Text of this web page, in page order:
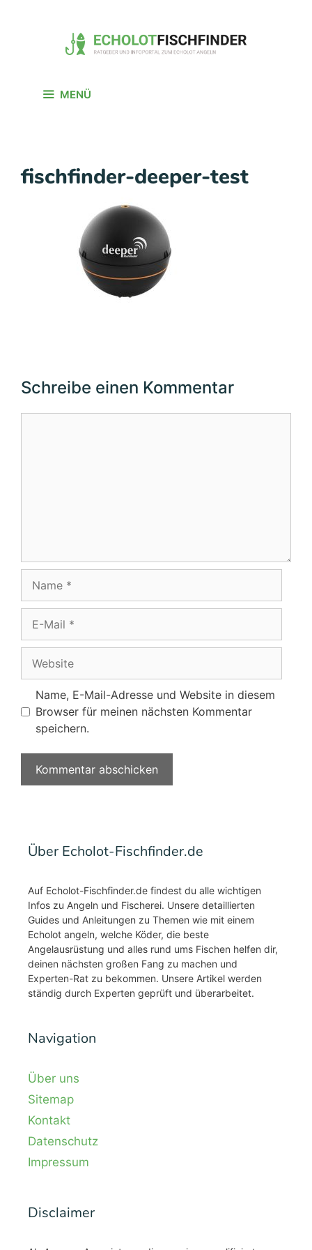
MENÜ
fischfinder-deeper-test
Schreibe einen Kommentar
Mail
Name, E-Mail-Adresse und Website in diesem
Browser für meinen nächsten Kommentar
speichern.
Über Echolot-Fischfinder.de
Auf Echolot-Fischfinder.de findest du alle wichtigen
Infos zu Angeln und Fischerei. Unsere detaillierten
Guides und Anleitungen zu Themen wie mit einem
Echolot angeln, welche Köder, die beste
Angelausrüstung und alles rund ums Fischen helfen dir,
deinen nächsten großen Fang zu machen und
Experten-Rat zu bekommen. Unsere Artikel werden
ständig durch Experten geprüft und überarbeitet.
Navigation
Über uns
Sitemap
Kontakt
Datenschutz
Impressum
Disclaimer